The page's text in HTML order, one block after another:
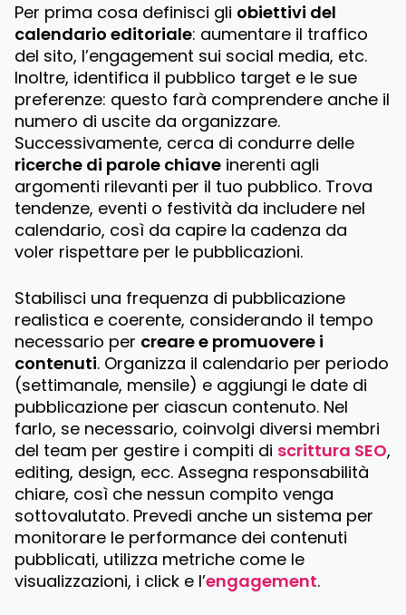
Per prima cosa definisci gli obiettivi del
calendario editoriale: aumentare il traffico
del sito, l’engagement sui social media, etc.
Inoltre, identifica il pubblico target e le sue
preferenze: questo farà comprendere anche il
numero di uscite da organizzare.
Successivamente, cerca di condurre delle
ricerche di parole chiave inerenti agli
argomenti rilevanti per il tuo pubblico. Trova
tendenze, eventi o festività da includere nel
calendario, così da capire la cadenza da
voler rispettare per le pubblicazioni.
Stabilisci una frequenza di pubblicazione
realistica e coerente, considerando il tempo
necessario per creare e promuovere i
contenuti. Organizza il calendario per periodo
(settimanale, mensile) e aggiungi le date di
pubblicazione per ciascun contenuto. Nel
farlo, se necessario, coinvolgi diversi membri
del team per gestire i compiti di scrittura SEO,
editing, design, ecc. Assegna responsabilità
chiare, così che nessun compito venga
sottovalutato. Prevedi anche un sistema per
monitorare le performance dei contenuti
pubblicati, utilizza metriche come le
visualizzazioni, i click e l’engagement.